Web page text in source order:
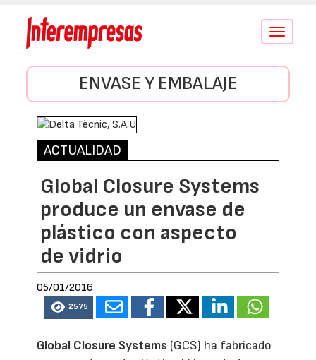
Conmutar
ENVASE Y EMBALAJE
ACTUALIDAD
Global Closure Systems
produce un envase de
plástico con aspecto
de vidrio
05/01/2016
2575
Global Closure Systems (GCS) ha fabricado